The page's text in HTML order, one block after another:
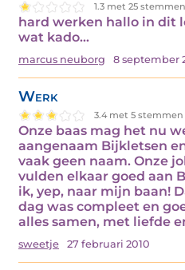
1.3 met 25 stemmen
hard werken hallo in dit
wat kado…
marcus neuborg 8 september
Werk
3.4 met 5 stemmen
Onze baas mag het nu
aangenaam Bijkletsen
vaak geen naam. Onze
vulden elkaar goed aan
ik, yep, naar mijn baan!
dag was compleet en
alles samen, met liefde
sweetje 27 februari 2010